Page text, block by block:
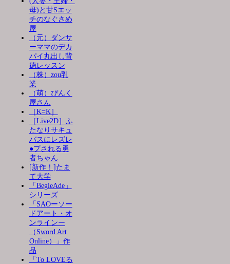
母)と甘Sエッ
チのなぐさめ
屋
（元）ダンサ
ーママのデカ
パイ丸出し背
徳レッスン
（株）zou乳
業
（萌）ぴんく
屋さん
［K=K］
［Live2D］ふ
たなりサキュ
バスにレズレ
●プされる勇
者ちゃん
[新作！]たま
て大学
「BegieAde」
シリーズ
「SAOーソー
ドアート・オ
ンラインー
（Sword Art
Online）」作
品
「To LOVEる